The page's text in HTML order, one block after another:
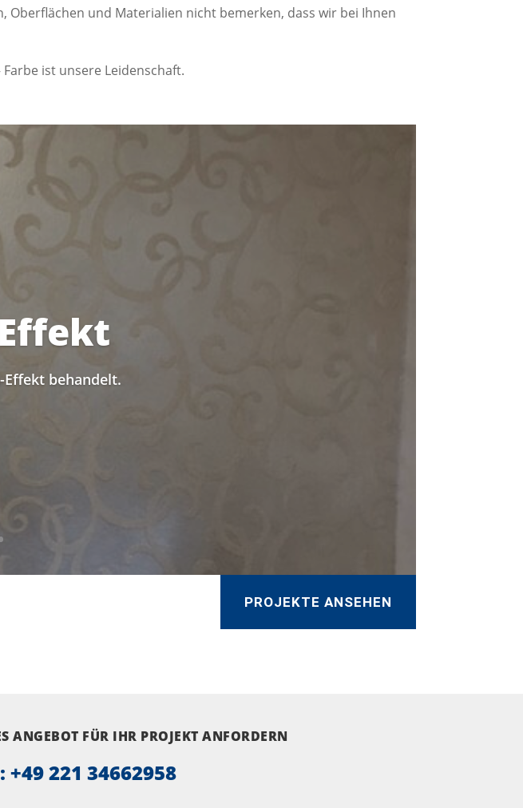
Oberflächen und Materialien nicht bemerken, dass wir bei Ihnen
ist unsere Leidenschaft.
behandelt.
PROJEKTE ANSEHEN
ANGEBOT FÜR IHR PROJEKT ANFORDERN
+49 221 34662958